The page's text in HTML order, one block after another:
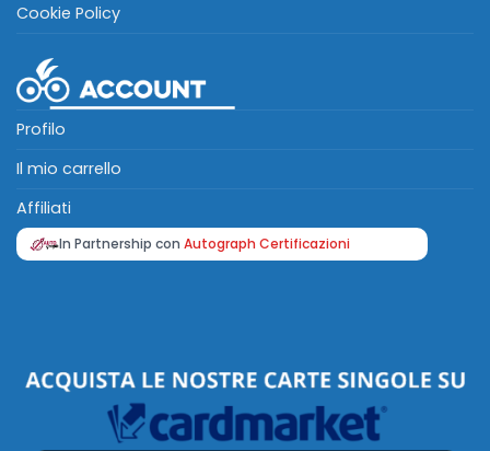
Cookie Policy
Profilo
Il mio carrello
Affiliati
In Partnership con Autograph Certificazioni